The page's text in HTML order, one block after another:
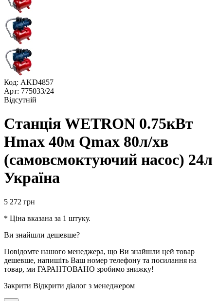
Код: AKD4857
Арт: 775033/24
Відсутній
Станція WETRON 0.75кВт
Hmax 40м Qmax 80л/хв
(самовсмоктуючий насос) 24л
Україна
5 272 грн
* Ціна вказана за 1 штуку.
Ви знайшли дешевше?
Повідомте нашого менеджера, що Ви знайшли цей товар
дешевше, напишіть Ваш номер телефону та посилання на
товар, ми ГАРАНТОВАНО зробимо знижку!
Закрити Відкрити діалог з менеджером